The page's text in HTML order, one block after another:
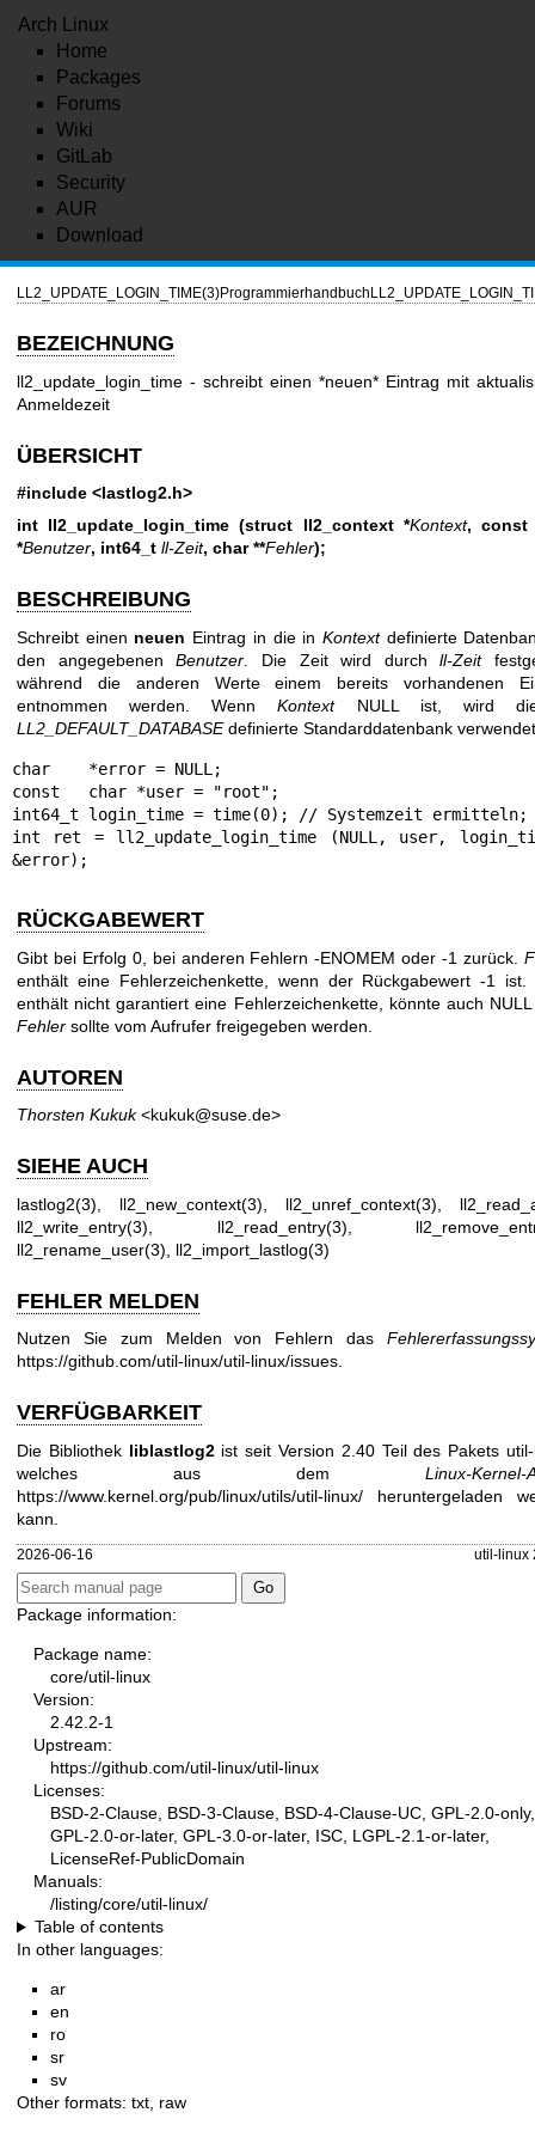
Arch Linux
Home
Packages
Forums
Wiki
GitLab
Security
AUR
Download
LL2_UPDATE_LOGIN_TIME(3)Programmierhandbuch
BEZEICHNUNG
ll2_update_login_time - schreibt einen *neuen* Eintrag mit
Anmeldezeit
ÜBERSICHT
#include <lastlog2.h>
int ll2_update_login_time (struct ll2_context *Kontext, const
*Benutzer, int64_t ll-Zeit, char **Fehler);
BESCHREIBUNG
Schreibt einen neuen Eintrag in die in Kontextdefinierte
den angegebenenBenutzer . Die Zeit wird durchll-Zeit
während die anderen Werte einem bereits vorhandenen
entnommen werden. WennKontextNULL ist, wird
LL2_DEFAULT_DATABASEdefinierte Standarddatenbank
char    *error = NULL;
const   char *user = "root";
int64_t login_time = time(0); // Systemzeit ermitteln;
int ret = ll2_update_login_time (NULL, user,
&error);
RÜCKGABEWERT
Gibt bei Erfolg 0, bei anderen Fehlern -ENOMEM oder -1 zurück.
enthält eine Fehlerzeichenkette, wenn der Rückgabewert -1 ist.
enthält nicht garantiert eine Fehlerzeichenkette, könnte auch
Fehler sollte vom Aufrufer freigegeben werden.
AUTOREN
Thorsten Kukuk<kukuk@suse.de>
SIEHE AUCH
lastlog2(3) ll2_new_context(3) ll2_unref_context(3)
ll2_write_entry(3)
ll2_read_entry(3)
ll2_rename_user(3)
ll2_import_lastlog(3)
FEHLER MELDEN
Nutzen Sie zum Melden von Fehlern das
https://github.com/util-linux/util-linux/issues.
VERFÜGBARKEIT
Die Bibliothek liblastlog2ist seit Version 2.40 Teil des Pakets
welches aus dem Linux-Kernel-
https://www.kernel.org/pub/linux/utils/util-linux/ heruntergeladen
kann.
2026-06-16 util-linux
Package information:
Package name:
core/util-linux
Version:
2.42.2-1
Upstream:
https://github.com/util-linux/util-linux
Licenses:
BSD-2-Clause, BSD-3-Clause, BSD-4-Clause-UC, GPL-2.0-only,
GPL-2.0-or-later, GPL-3.0-or-later, ISC, LGPL-2.1-or-later,
LicenseRef-PublicDomain
Manuals:
/listing/core/util-linux/
Table of contents
In other languages:
ar
en
ro
sr
sv
Other formats: txt, raw